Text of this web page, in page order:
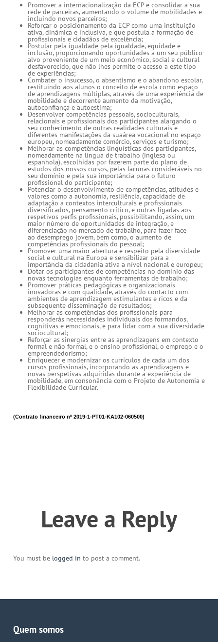
Promover a internacionalização da ECP e consolidar a sua
rede de parceiras, aumentando o volume de mobilidades e
incluindo novos parceiros;
Reforçar o posicionamento da ECP como uma instituição
ativa, dinâmica e inclusiva, e que postula a formação de
profissionais e cidadãos de excelência;
Postular pela igualdade pela igualdade, equidade e
inclusão, proporcionando oportunidades a um seu público-
alvo proveniente de um meio económico, social e cultural
desfavorecido, que não lhes permite o acesso a este tipo
de experiências;
Combater o insucesso, o absentismo e o abandono escolar,
restituindo aos alunos o conceito de escola como espaço
de aprendizagens múltiplas, através de uma experiência de
mobilidade e decorrente aumento da motivação,
autoconfiança e autoestima;
Desenvolver competências pessoais, socioculturais,
relacionais e profissionais dos participantes alargando o
seu conhecimento de outras realidades culturais e
diferentes manifestações da suaárea vocacional no espaço
europeu, nomeadamente comércio, serviços e turismo;
Melhorar as competências linguísticas dos participantes,
nomeadamente na língua de trabalho (inglesa ou
espanhola), escolhidas por fazerem parte do plano de
estudos dos nossos cursos, pelas lacunas consideráveis no
seu domínio e pela sua importância para o futuro
profissional do participante;
Potenciar o desenvolvimento de competências, atitudes e
valores como a autonomia, resiliência, capacidade de
adaptação a contextos interculturais e profissionais
diversificados, pensamento crítico, e outras ligadas aos
respetivos perfis profissionais, possibilitando, assim, um
maior número de oportunidades de integração, e
diferenciação no mercado de trabalho, para fazer face
ao desemprego jovem, bem como, o aumento de
competências profissionais do pessoal;
Promover uma maior abertura e respeito pela diversidade
social e cultural na Europa e sensibilizar para a
importância da cidadania ativa a nível nacional e europeu;
Dotar os participantes de competências no domínio das
novas tecnologias enquanto ferramentas de trabalho;
Promover práticas pedagógicas e organizacionais
inovadoras e com qualidade, através do contacto com
ambientes de aprendizagem estimulantes e ricos e da
subsequente disseminação de resultados;
Melhorar as competências dos profissionais para
responderàs necessidades individuais dos formandos,
cognitivas e emocionais, e para lidar com a sua diversidade
sociocultural;
Reforçar as sinergias entre as aprendizagens em contexto
formal e não formal, e o ensino profissional, o emprego e o
empreendedorismo;
Enriquecer e modernizar os currículos de cada um dos
cursos profissionais, incorporando as aprendizagens e
novas perspetivas adquiridas durante a experiência de
mobilidade, em consonância com o Projeto de Autonomia e
Flexibilidade Curricular.
(Contrato financeiro nº 2019-1-PT01-KA102-060500)
Leave a Reply
You must be logged in to post a comment.
Quem somos